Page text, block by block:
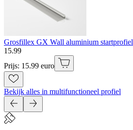
Grosfillex GX Wall aluminium
15.99
Prijs: 15.99 euro
Bekijk alles in multifunctioneel profiel